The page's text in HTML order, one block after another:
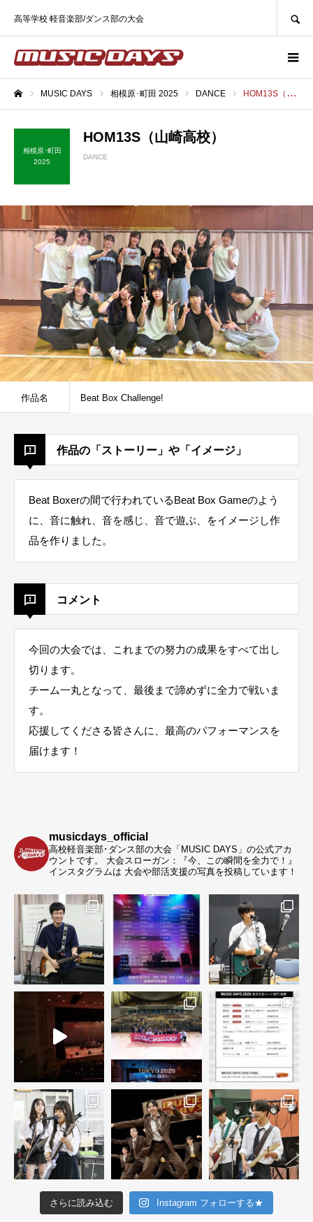
高等学校 軽音楽部/ダンス部の大会
MUSIC DAYS 相模原･町田 2025 DANCE HOM13S（山崎高校）
相模原･町田
2025
HOM13S（山崎高校）
DANCE
作品名 Beat Box Challenge!
作品の「ストーリー」や「イメージ」
Beat Boxerの間で行われているBeat Box Gameのよう
に、音に触れ、音を感じ、音で遊ぶ、をイメージし作
品を作りました。
コメント
今回の大会では、これまでの努力の成果をすべて出し
切ります。
チーム一丸となって、最後まで諦めずに全力で戦いま
す。
応援してくださる皆さんに、最高のパフォーマンスを
届けます！
musicdays_official
高校軽音楽部･ダンス部の大会「MUSIC DAYS」の公式アカ
ウントです。
大会スローガン：『今、この瞬間を全力で！』
インスタグラムは 大会や部活支援の写真を投稿しています！
さらに読み込む Instagram フォローする★